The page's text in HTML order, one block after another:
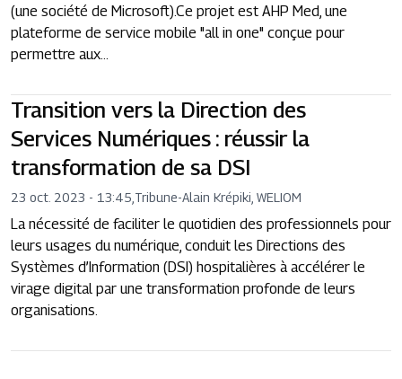
(une société de Microsoft).Ce projet est AHP Med, une
plateforme de service mobile "all in one" conçue pour
permettre aux...
Transition vers la Direction des
Services Numériques : réussir la
transformation de sa DSI
23 oct. 2023 - 13:45 Tribune-Alain Krépiki, WELIOM
La nécessité de faciliter le quotidien des professionnels pour
leurs usages du numérique, conduit les Directions des
Systèmes d’Information (DSI) hospitalières à accélérer le
virage digital par une transformation profonde de leurs
organisations.